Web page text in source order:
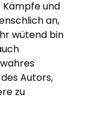
und
an,
wütend bin
Autors,
zu